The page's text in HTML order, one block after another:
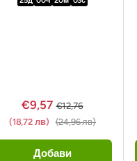
€9,57 €12,76
(18,72 лв) (24,96 лв)
Добави